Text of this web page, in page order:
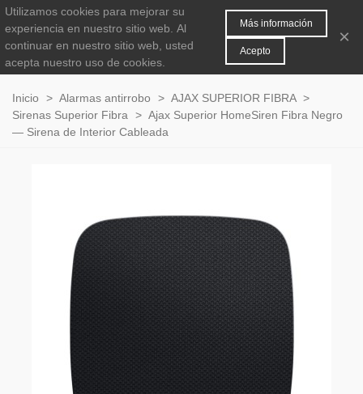
0
Inicio > Alarmas antirrobo > AJAX SUPERIOR FIBRA >
Sirenas Superior Fibra
> Ajax Superior HomeSiren Fibra Negro
— Sirena de Interior Cableada
Utilizamos cookies para mejorar su
experiencia en nuestro sitio web. Al
continuar en nuestro sitio web, usted
acepta nuestro uso de cookies.
Más información
Acepto
×